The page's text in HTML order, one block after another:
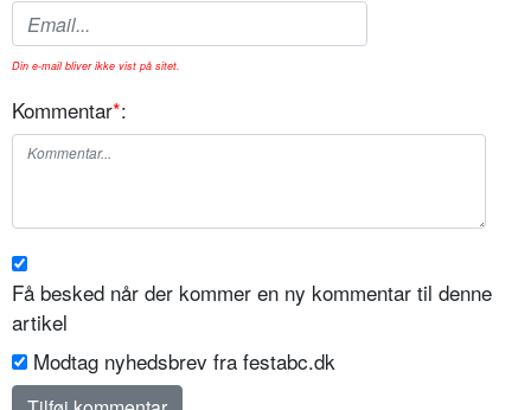
Din e-mail bliver ikke vist på sitet.
Kommentar*:
Få besked når der kommer en ny kommentar til denne
artikel
Modtag nyhedsbrev fra festabc.dk